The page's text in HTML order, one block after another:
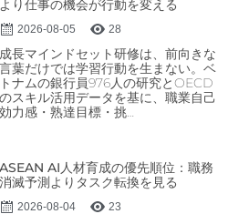
より仕事の機会が行動を変える
2026-08-05 28
成長マインドセット研修は、前向きな
言葉だけでは学習行動を生まない。ベ
トナムの銀行員976人の研究とOECD
のスキル活用データを基に、職業自己
効力感・熟達目標・挑…
ASEAN AI人材育成の優先順位：職務
消滅予測よりタスク転換を見る
2026-08-04 23